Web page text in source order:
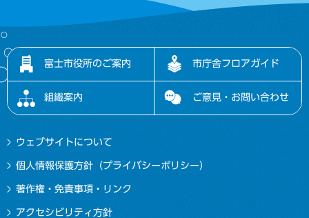
富士市役所のご案内 市庁舎フロアガイド
組織案内 ご意見・お問い合わせ
ウェブサイトについて
個人情報保護方針（プライバシーポリシー）
著作権・免責事項・リンク
アクセシビリティ方針